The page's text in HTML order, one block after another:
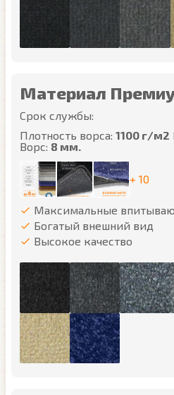
Материал
Срок службы:
Плотность ворса: 1100 г/м2
Ворс: 8 мм.
+ 10
Максимальные
Богатый внешний вид
Высокое качество